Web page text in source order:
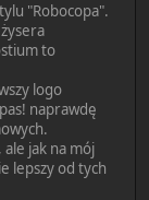
"Robocopa".
to
logo
naprawdę
jak na mój
lepszy od tych